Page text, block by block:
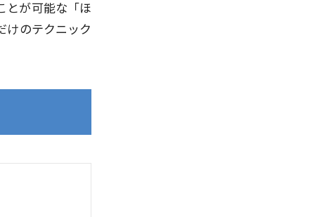
とが可能な「ほ
けのテクニック